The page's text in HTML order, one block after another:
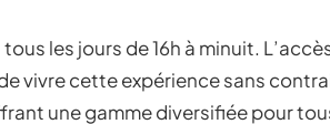
tous les jours de 16h à minuit.
vivre cette expérience sans
une gamme diversifiée pour